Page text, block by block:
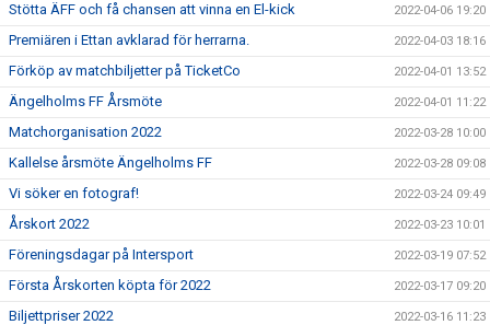
Stötta ÄFF och få chansen att vinna en El-kick 2022-04-06 19:20
Premiären i Ettan avklarad för herrarna. 2022-04-03 18:16
Förköp av matchbiljetter på TicketCo 2022-04-01 13:52
Ängelholms FF Årsmöte 2022-04-01 11:22
Matchorganisation 2022 2022-03-28 10:00
Kallelse årsmöte Ängelholms FF 2022-03-28 09:08
Vi söker en fotograf! 2022-03-24 09:49
Årskort 2022 2022-03-23 10:01
Föreningsdagar på Intersport 2022-03-19 07:52
Första Årskorten köpta för 2022 2022-03-17 09:20
Biljettpriser 2022 2022-03-16 11:23